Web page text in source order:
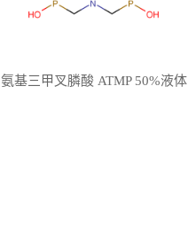
氨基三甲叉膦酸 ATMP 50%液体